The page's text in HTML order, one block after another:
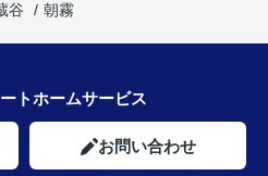
谷 朝霧
トホームサービス
お問い合わせ